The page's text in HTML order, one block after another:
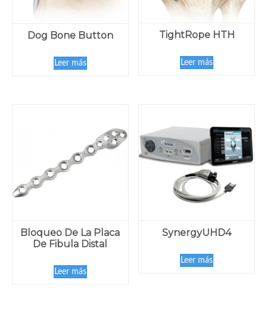
Dog Bone Button
Leer más
TightRope HTH
Leer más
Bloqueo De La Placa
De Fibula Distal
Leer más
SynergyUHD4
Leer más